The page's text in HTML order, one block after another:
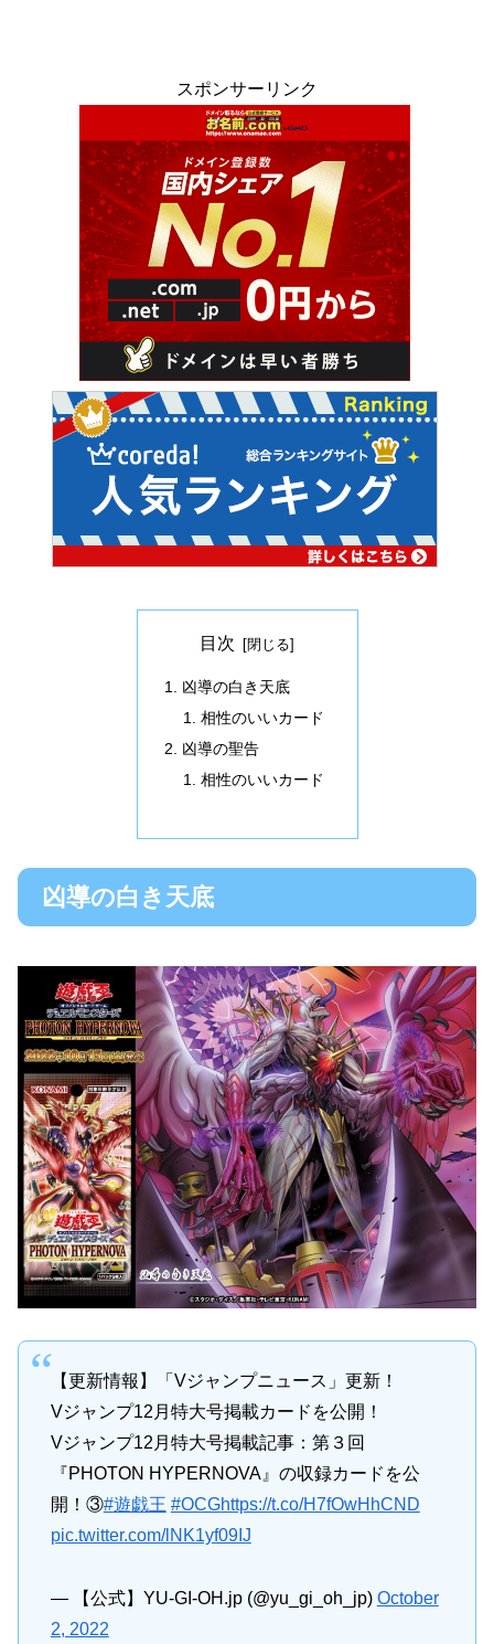
スポンサーリンク
目次
凶導の白き天底
相性のいいカード
凶導の聖告
相性のいいカード
凶導の白き天底
【更新情報】「Vジャンプニュース」更新！
Vジャンプ12月特大号掲載カードを公開！
Vジャンプ12月特大号掲載記事：第３回
『PHOTON HYPERNOVA』の収録カードを公
開！③#遊戯王 #OCGhttps://t.co/H7fOwHhCND
pic.twitter.com/lNK1yf09IJ
— 【公式】YU-GI-OH.jp (@yu_gi_oh_jp) October
2, 2022